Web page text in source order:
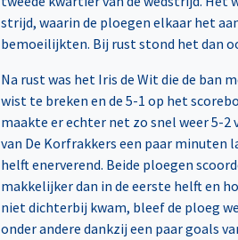
strijd, waarin de ploegen elkaar het
bemoeilijkten. Bij rust stond het dan
Na rust was het Iris de Wit die de ban
wist te breken en de 5-1 op het
maakte er echter net zo snel weer 5-2
van De Korfrakkers een paar minuten
helft enerverend. Beide ploegen
makkelijker dan in de eerste helft en
niet dichterbij kwam, bleef de ploeg
onder andere dankzij een paar goals